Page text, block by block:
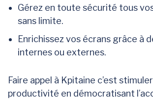
Gérez en toute sécurité tous
sans limite.
Enrichissez vos écrans grâce à
internes ou externes.
Faire appel à Kpitaine c’est
productivité en démocratisant